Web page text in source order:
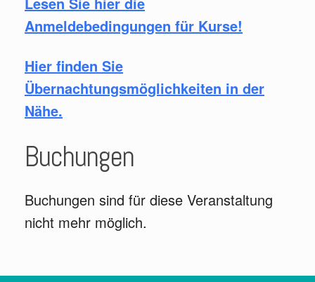
Anmeldebedingungen für Kurse!
Hier finden Sie
Übernachtungsmöglichkeiten in der
Nähe.
Buchungen
Buchungen sind für diese Veranstaltung
nicht mehr möglich.